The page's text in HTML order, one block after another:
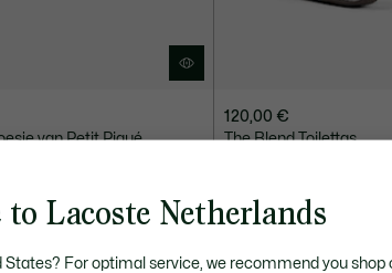
van Petit Piqué
120,00 €
The Blend Toilettas
to Lacoste Netherlands
States? For optimal service, we recommend you shop